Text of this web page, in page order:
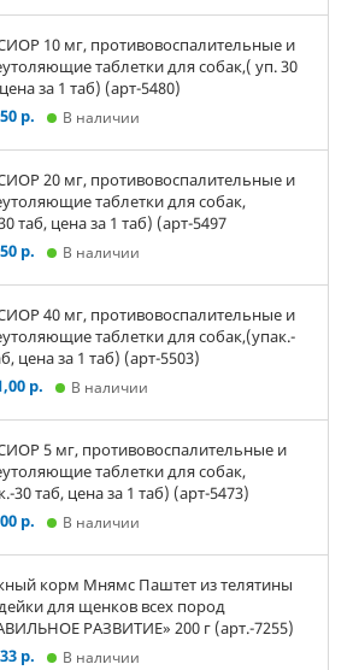
10 мг, противовоспалительные и
таблетки для собак,( уп. 30
за 1 таб) (арт-5480)
р.
В наличии
20 мг, противовоспалительные и
таблетки для собак,
таб, цена за 1 таб) (арт-5497
р.
В наличии
40 мг, противовоспалительные и
таблетки для собак,(упак.-
цена за 1 таб) (арт-5503)
р.
В наличии
5 мг, противовоспалительные и
таблетки для собак,
30 таб, цена за 1 таб) (арт-5473)
р.
В наличии
корм Мнямс Паштет из телятины
для щенков всех пород
РАЗВИТИЕ» 200 г (арт.-7255)
р.
В наличии